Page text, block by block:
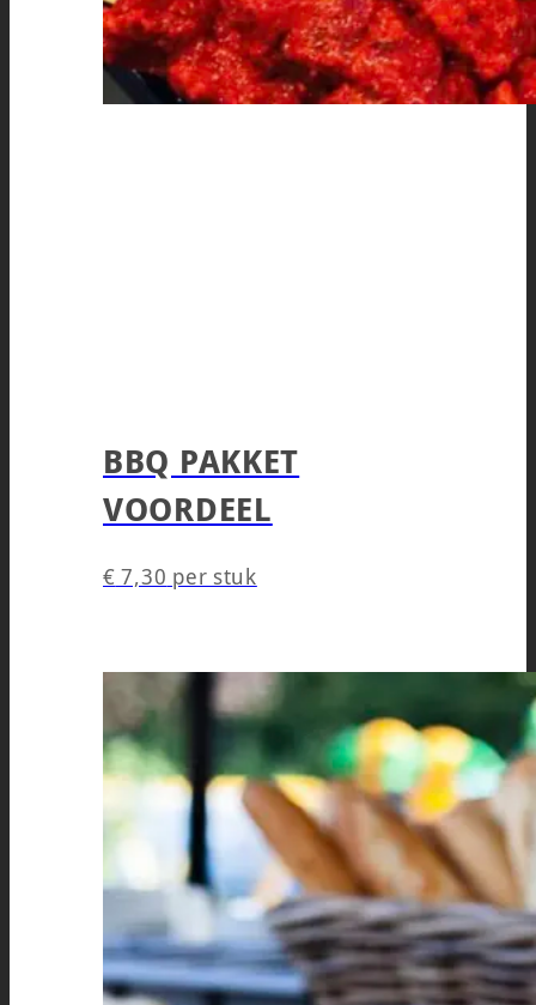
BBQ PAKKET
VOORDEEL
€ 7,30 per stuk